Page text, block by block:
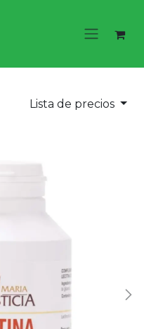
Lista de precios